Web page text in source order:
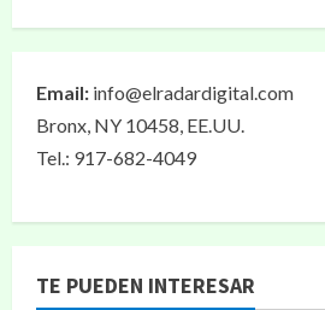
Email: info@elradardigital.com
Bronx, NY 10458, EE.UU.
Tel.: 917-682-4049
TE PUEDEN INTERESAR